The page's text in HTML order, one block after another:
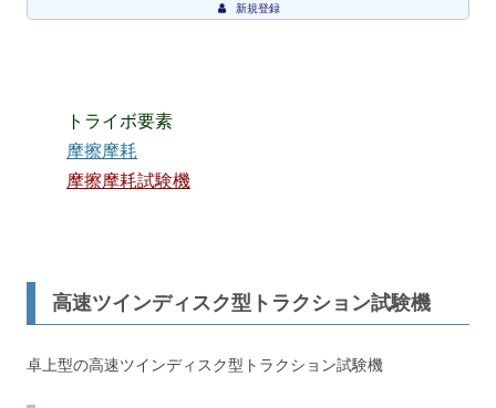
新規登録
トライボ要素
摩擦摩耗
摩擦摩耗試験機
高速ツインディスク型トラクション試験機
卓上型の高速ツインディスク型トラクション試験機